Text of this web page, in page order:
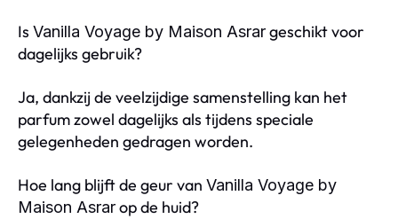
Is Vanilla Voyage by Maison Asrargeschikt voor
dagelijks gebruik?
Ja, dankzij de veelzijdige samenstelling kan het
parfum zowel dagelijks als tijdens speciale
gelegenheden gedragen worden.
Hoe lang blijft de geur van Vanilla Voyage by
Maison Asrarop de huid?